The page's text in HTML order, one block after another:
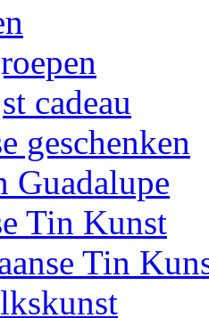
cadeau
geschenken
Guadalupe
Tin Kunst
Tin